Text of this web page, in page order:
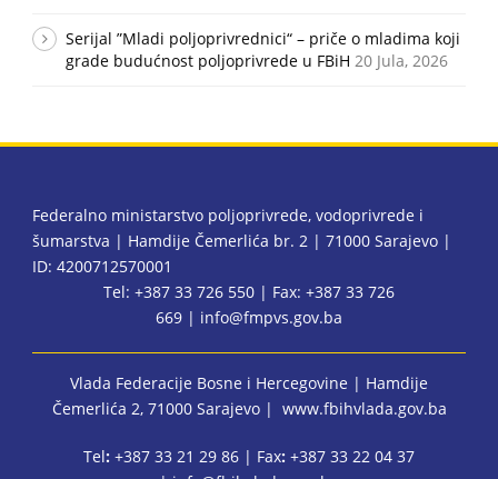
Serijal ”Mladi poljoprivrednici“ – priče o mladima koji
grade budućnost poljoprivrede u FBiH 20 Jula, 2026
Federalno ministarstvo poljoprivrede, vodoprivrede i
šumarstva | Hamdije Čemerlića br. 2 | 71000 Sarajevo |
ID: 4200712570001
Tel: +387 33 726 550 | Fax: +387 33 726
669 | info@fmpvs.gov.ba
Vlada Federacije Bosne i Hercegovine | Hamdije
Čemerlića 2, 71000 Sarajevo | www.fbihvlada.gov.ba
Tel: +387 33 21 29 86 | Fax: +387 33 22 04 37